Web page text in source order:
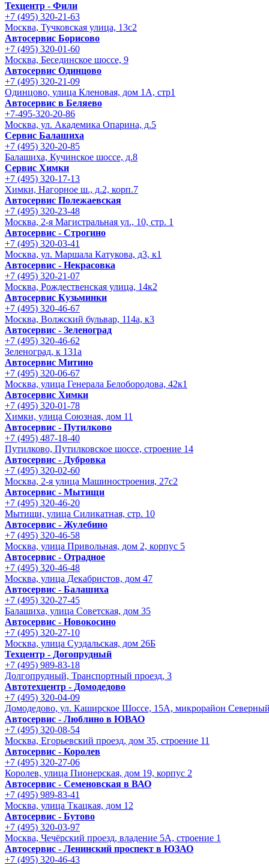
Техцентр - Фили
+7 (495) 320-21-63
Москва, Тучковская улица, 13с2
Автосервис Борисово
+7 (495) 320-01-60
Москва, Бесединское шоссе, 9
Автосервис Одинцово
+7 (495) 320-21-09
Одинцово, улица Кленовая, дом 1А, стр1
Автосервис в Беляево
+7-495-320-20-86
Москва, ул. Академика Опарина, д.5
Сервис Балашиха
+7 (495) 320-20-85
Балашиха, Кучинское шоссе, д.8
Сервис Химки
+7 (495) 320-17-13
Химки, Нагорное ш., д.2, корп.7
Автосервис Полежаевская
+7 (495) 320-23-48
Москва, 2-я Магистральная ул., 10, стр. 1
Автосервис - Строгино
+7 (495) 320-03-41
Москва, ул. Маршала Катукова, д3, к1
Автосервис - Некрасовка
+7 (495) 320-21-07
Москва, Рождественская улица, 14к2
Автосервис Кузьминки
+7 (495) 320-46-67
Москва, Волжский бульвар, 114а, к3
Автосервис - Зеленоград
+7 (495) 320-46-62
Зеленоград, к 131а
Автосервис Митино
+7 (495) 320-06-67
Москва, улица Генерала Белобородова, 42к1
Автосервис Химки
+7 (495) 320-01-78
Химки, улица Союзная, дом 11
Автосервис - Путилково
+7 (495) 487-18-40
Путилково, Путилковское шоссе, строение 14
Автосервис - Дубровка
+7 (495) 320-02-60
Москва, 2-я улица Машиностроения, 27с2
Автосервис - Мытищи
+7 (495) 320-46-20
Мытищи, улица Силикатная, стр. 10
Автосервис - Жулебино
+7 (495) 320-46-58
Москва, улица Привольная, дом 2, корпус 5
Автосервис - Отрадное
+7 (495) 320-46-48
Москва, улица Декабристов, дом 47
Автосервис - Балашиха
+7 (495) 320-27-45
Балашиха, улица Советская, дом 35
Автосервис - Новокосино
+7 (495) 320-27-10
Москва, улица Суздальская, дом 26Б
Техцентр - Догопрудный
+7 (495) 989-83-18
Долгопрудный, Транспортный проезд, 3
Автотехцентр - Домодедово
+7 (495) 320-04-09
Домодедово, ул. Каширское Шоссе, 15А, микрорайон
Автосервис - Люблино в ЮВАО
+7 (495) 320-08-54
Москва, Егорьевский проезд, дом 35, строение 11
Автосервис - Королев
+7 (495) 320-27-06
Королев, улица Пионерская, дом 19, корпус 2
Автосервис - Семеновская в ВАО
+7 (495) 989-83-41
Москва, улица Ткацкая, дом 12
Автосервис - Бутово
+7 (495) 320-03-97
Москва, Чечёрский проезд, владение 5А, строение 1
Автосервис - Ленинский проспект в ЮЗАО
+7 (495) 320-46-43